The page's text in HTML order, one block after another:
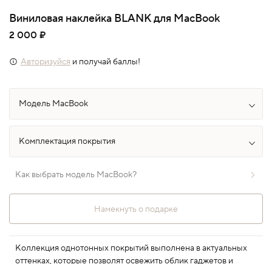
Виниловая наклейка BLANK для MacBook
2 000 ₽
Авторизуйся и получай баллы!
Как выбрать модель MacBook?
Намекнуть о подарке
Коллекция однотонных покрытий выполнена в актуальных
оттенках, которые позволят освежить облик гаджетов и